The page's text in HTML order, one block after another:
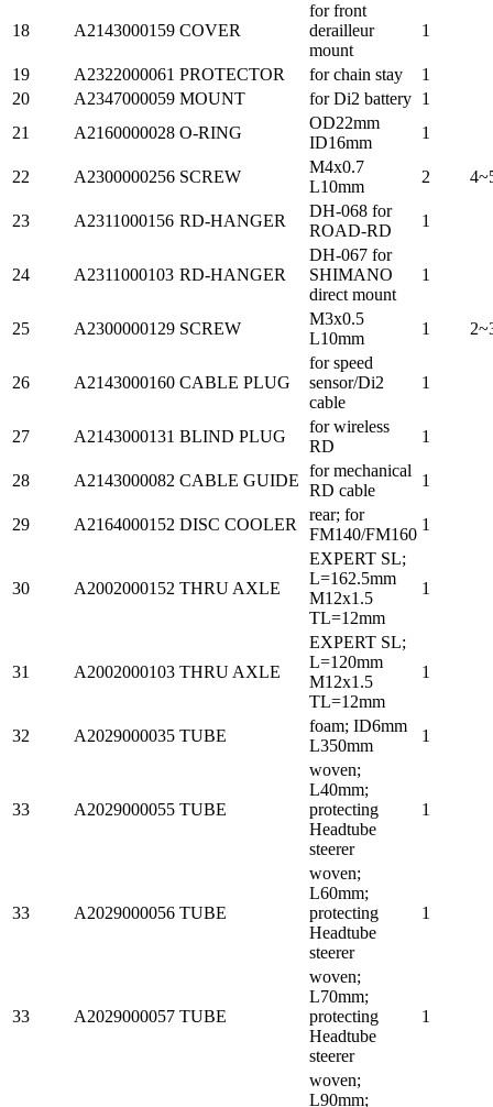
18 A2143000159 COVER
for front
derailleur
mount
1
19 A2322000061 PROTECTOR for chain stay
1
20
A2347000059 MOUNT for Di2 battery 1
21
A2160000028 O-RING
OD22mm
ID16mm
1
22 A2300000256 SCREW
M4x0.7
L10mm
2
23 A2311000156 RD-HANGER
DH-068 for
ROAD-RD
1
24 A2311000103 RD-HANGER
DH-067 for
SHIMANO
direct mount
1
25 A2300000129 SCREW
M3x0.5
L10mm
1
26 A2143000160 CABLE PLUG
for speed
sensor/Di2
cable
1
27 A2143000131 BLIND PLUG
for wireless
RD
1
28 A2143000082 CABLE GUIDE
for mechanical
RD cable
1
29 A2164000152 DISC COOLER
rear; for
FM140/FM160
1
30 A2002000152 THRU AXLE
EXPERT SL;
L=162.5mm
M12x1.5
TL=12mm
1
31 A2002000103 THRU AXLE
EXPERT SL;
L=120mm
M12x1.5
TL=12mm
1
32 A2029000035 TUBE
foam; ID6mm
L350mm
1
33 A2029000055 TUBE
woven;
L40mm;
protecting
Headtube
steerer
1
33 A2029000056 TUBE
woven;
L60mm;
protecting
Headtube
steerer
1
33 A2029000057 TUBE
woven;
L70mm;
protecting
Headtube
steerer
1
woven;
L90mm;